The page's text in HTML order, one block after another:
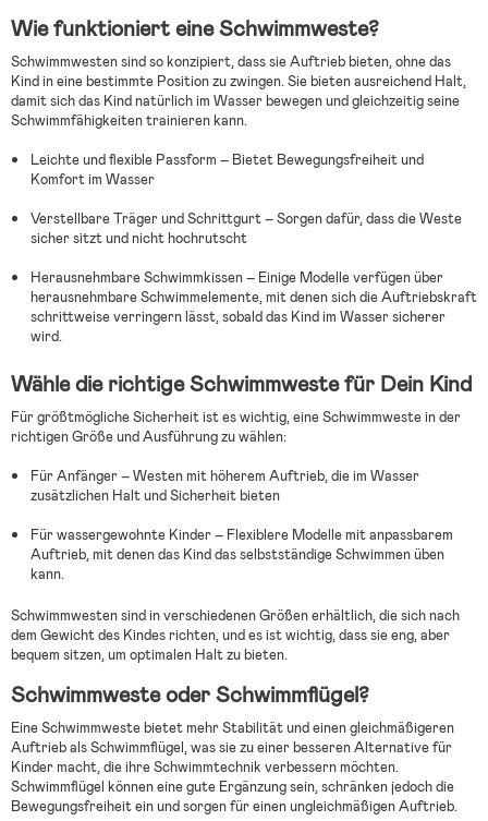
Wie funktioniert eine Schwimmweste?
Schwimmwesten sind so konzipiert, dass sie Auftrieb bieten, ohne das
Kind in eine bestimmte Position zu zwingen. Sie bieten ausreichend Halt,
damit sich das Kind natürlich im Wasser bewegen und gleichzeitig seine
Schwimmfähigkeiten trainieren kann.
Leichte und flexible Passform – Bietet Bewegungsfreiheit und
Komfort im Wasser
Verstellbare Träger und Schrittgurt – Sorgen dafür, dass die Weste
sicher sitzt und nicht hochrutscht
Herausnehmbare Schwimmkissen – Einige Modelle verfügen über
herausnehmbare Schwimmelemente, mit denen sich die Auftriebskraft
schrittweise verringern lässt, sobald das Kind im Wasser sicherer
wird.
Wähle die richtige Schwimmweste für Dein Kind
Für größtmögliche Sicherheit ist es wichtig, eine Schwimmweste in der
richtigen Größe und Ausführung zu wählen:
Für Anfänger – Westen mit höherem Auftrieb, die im Wasser
zusätzlichen Halt und Sicherheit bieten
Für wassergewohnte Kinder – Flexiblere Modelle mit anpassbarem
Auftrieb, mit denen das Kind das selbstständige Schwimmen üben
kann.
Schwimmwesten sind in verschiedenen Größen erhältlich, die sich nach
dem Gewicht des Kindes richten, und es ist wichtig, dass sie eng, aber
bequem sitzen, um optimalen Halt zu bieten.
Schwimmweste oder Schwimmflügel?
Eine Schwimmweste bietet mehr Stabilität und einen gleichmäßigeren
Auftrieb als Schwimmflügel, was sie zu einer besseren Alternative für
Kinder macht, die ihre Schwimmtechnik verbessern möchten.
Schwimmflügel können eine gute Ergänzung sein, schränken jedoch die
Bewegungsfreiheit ein und sorgen für einen ungleichmäßigen Auftrieb.